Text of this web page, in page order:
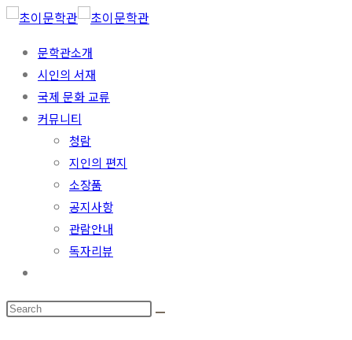
문학관소개
시인의 서재
국제 문화 교류
커뮤니티
청람
지인의 편지
소장품
공지사항
관람안내
독자리뷰